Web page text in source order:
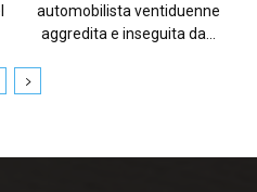
automobilista ventiduenne
aggredita e inseguita da...